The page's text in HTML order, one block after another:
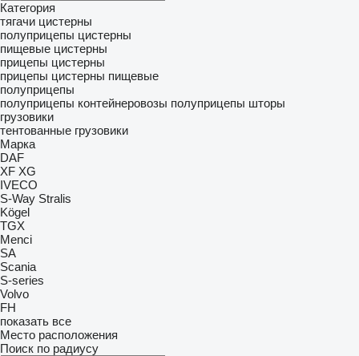
Категория
тягачи цистерны
полуприцепы цистерны
пищевые цистерны
прицепы цистерны
прицепы цистерны пищевые
полуприцепы
полуприцепы контейнеровозы полуприцепы шторы
грузовики
тентованные грузовики
Марка
DAF
XF XG
IVECO
S-Way Stralis
Kögel
TGX
Menci
SA
Scania
S-series
Volvo
FH
показать все
Место расположения
Поиск по радиусу